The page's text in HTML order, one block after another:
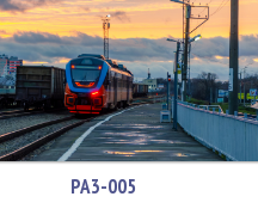
РА3-005